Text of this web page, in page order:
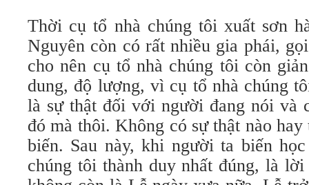
Thời cụ tổ nhà chúng tôi xuất sơn
Nguyên còn có rất nhiều gia phái,
cho nên cụ tổ nhà chúng tôi còn
dung, độ lượng, vì cụ tổ nhà chúng
là sự thật đối với người đang nói và
đó mà thôi. Không có sự thật nào
biến. Sau này, khi người ta biến
chúng tôi thành duy nhất đúng, là